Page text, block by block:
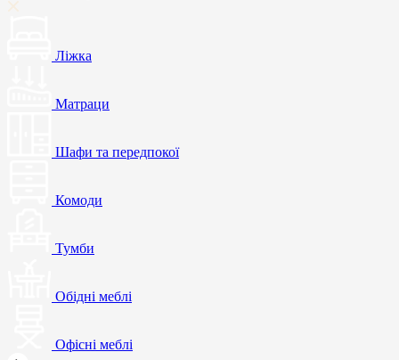
Ліжка
Матраци
Шафи та передпокої
Комоди
Тумби
Обідні меблі
Офісні меблі